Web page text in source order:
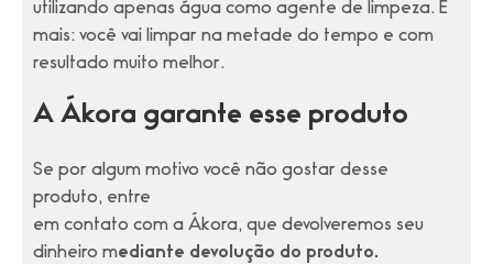
utilizando apenas água como agente de limpeza. E
mais: você vai limpar na metade do tempo e com
resultado muito melhor.
A Ákora garante esse produto
Se por algum motivo você não gostar desse
produto, entre
em contato com a Ákora, que devolveremos seu
dinheiro mediante devolução do produto.